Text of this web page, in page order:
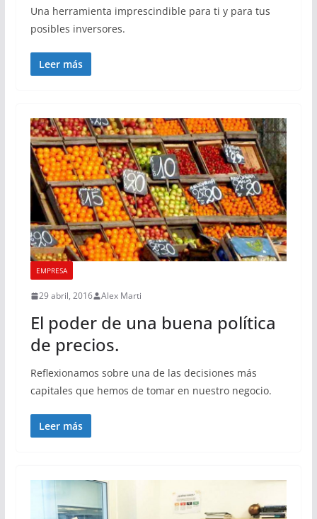
Una herramienta imprescindible para ti y para tus
posibles inversores.
Leer más
EMPRESA
29 abril, 2016 Alex Marti
El poder de una buena política
de precios.
Reflexionamos sobre una de las decisiones más
capitales que hemos de tomar en nuestro negocio.
Leer más